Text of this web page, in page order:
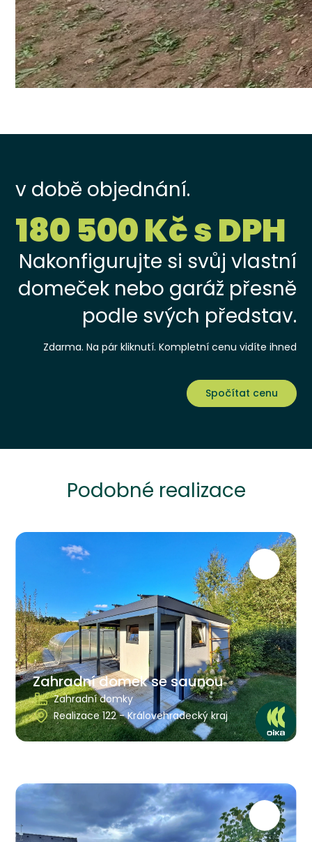
v době objednání.
180 500 Kč s DPH
Nakonfigurujte si svůj vlastní
domeček nebo garáž přesně
podle svých představ.
Zdarma. Na pár kliknutí. Kompletní cenu vidíte ihned
Spočítat cenu
Podobné realizace
Zahradní domek se saunou
Zahradní domky
Realizace 122 - Královehradecký kraj